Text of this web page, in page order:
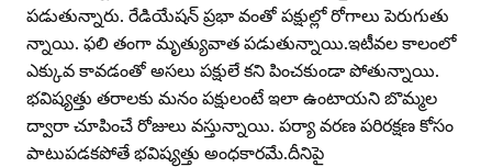
పడుతున్నారు. రేడియేషన్‌ ప్రభా వంతో పక్షుల్లో రోగాలు పెరుగుతు
న్నాయి. ఫలి తంగా మృత్యువాత పడుతున్నాయి.ఇటీవల కాలంలో
ఎక్కువ కావడంతో అసలు పక్షులే కని పించకుండా పోతున్నాయి.
భవిష్యత్తు తరాలకు మనం పక్షులంటే ఇలా ఉంటాయని బొమ్మల
ద్వారా చూపించే రోజులు వస్తున్నాయి. పర్యా వరణ పరిరక్షణ కోసం
పాటుపడకపోతే భవిష్యత్తు అంధకారమే.దీనిపై